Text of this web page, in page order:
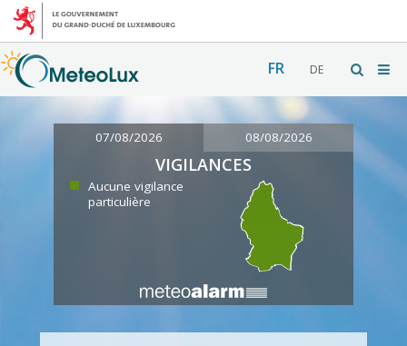
FR DE
07/08/2026 08/08/2026
VIGILANCES
Aucune vigilance
particulière